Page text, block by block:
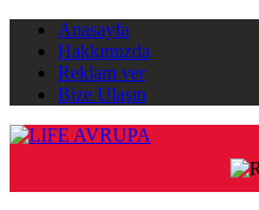
Anasayfa
Hakkımızda
Reklam ver
Bize Ulaşın